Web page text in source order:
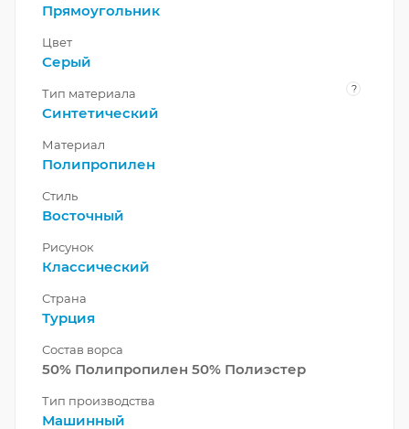
Прямоугольник
Цвет
Серый
Тип материала ?
Синтетический
Материал
Полипропилен
Стиль
Восточный
Рисунок
Классический
Страна
Турция
Состав ворса
50% Полипропилен 50% Полиэстер
Тип производства
Машинный